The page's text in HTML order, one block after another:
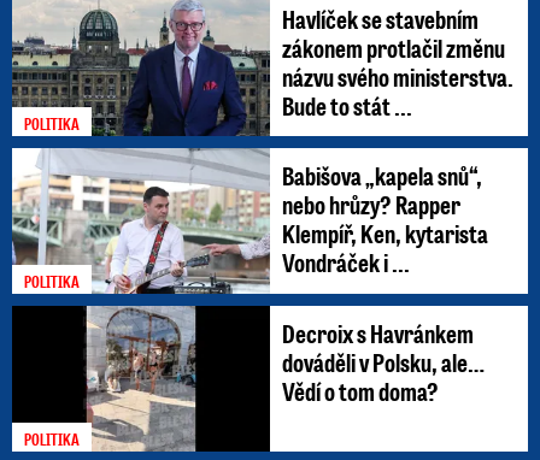
POLITIKA
Havlíček se stavebním
zákonem protlačil změnu
názvu svého ministerstva.
Bude to stát ...
POLITIKA
Babišova „kapela snů“,
nebo hrůzy? Rapper
Klempíř, Ken, kytarista
Vondráček i ...
POLITIKA
Decroix s Havránkem
dováděli v Polsku, ale…
Vědí o tom doma?